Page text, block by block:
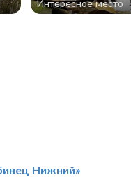
Интересное место
Нижний»